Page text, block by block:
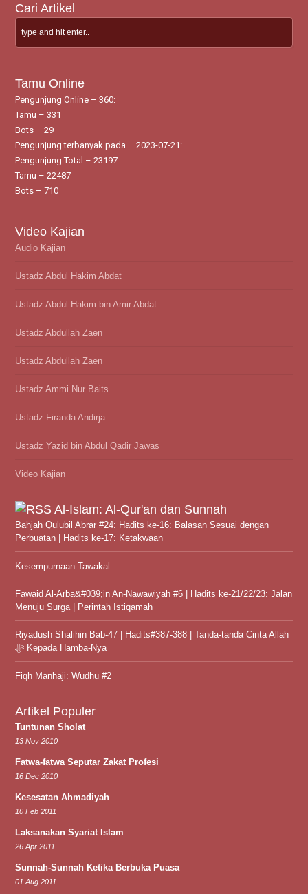
Cari Artikel
Tamu Online
Pengunjung Online – 360:
Tamu – 331
Bots – 29
Pengunjung terbanyak pada – 2023-07-21:
Pengunjung Total – 23197:
Tamu – 22487
Bots – 710
Video Kajian
Audio Kajian
Ustadz Abdul Hakim Abdat
Ustadz Abdul Hakim bin Amir Abdat
Ustadz Abdullah Zaen
Ustadz Abdullah Zaen
Ustadz Ammi Nur Baits
Ustadz Firanda Andirja
Ustadz Yazid bin Abdul Qadir Jawas
Video Kajian
Al-Islam: Al-Qur'an dan Sunnah
Bahjah Qulubil Abrar #24: Hadits ke-16: Balasan Sesuai dengan
Perbuatan | Hadits ke-17: Ketakwaan
Kesempurnaan Tawakal
Fawaid Al-Arba&#039;in An-Nawawiyah #6 | Hadits ke-21/22/23: Jalan
Menuju Surga | Perintah Istiqamah
Riyadush Shalihin Bab-47 | Hadits#387-388 | Tanda-tanda Cinta Allah
ﷻ Kepada Hamba-Nya
Fiqh Manhaji: Wudhu #2
Artikel Populer
Tuntunan Sholat
13 Nov 2010
Fatwa-fatwa Seputar Zakat Profesi
16 Dec 2010
Kesesatan Ahmadiyah
10 Feb 2011
Laksanakan Syariat Islam
26 Apr 2011
Sunnah-Sunnah Ketika Berbuka Puasa
01 Aug 2011